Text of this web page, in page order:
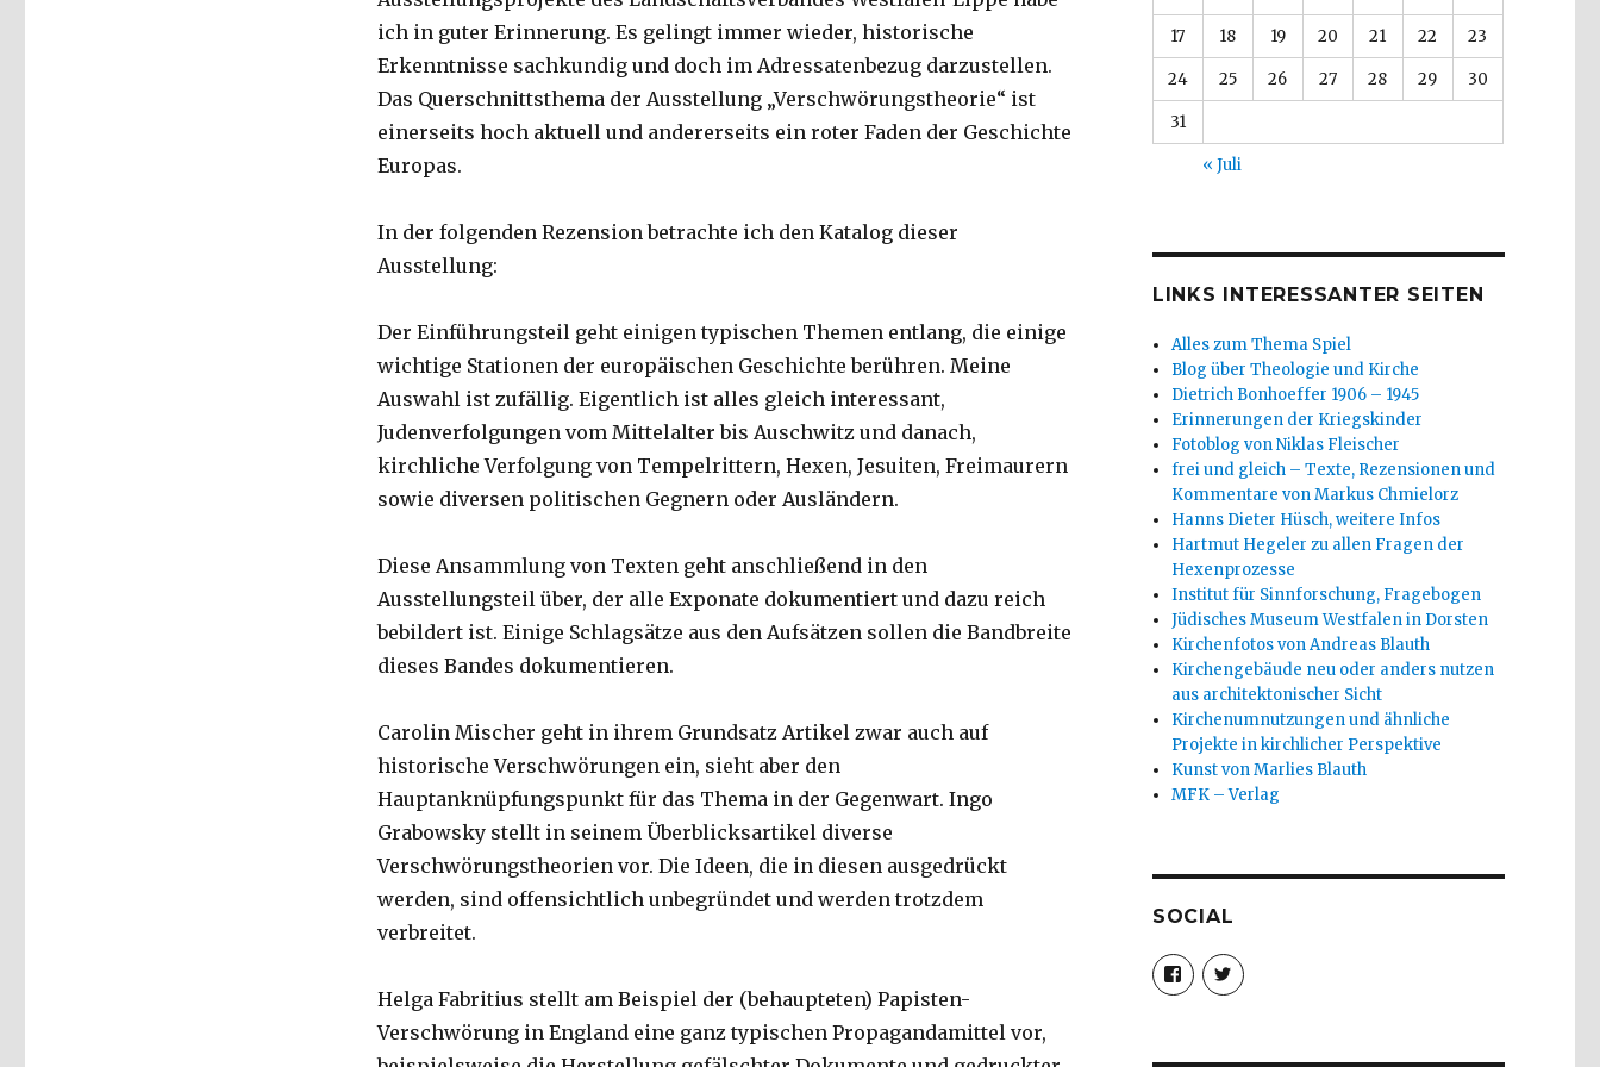
ich in guter Erinnerung. Es gelingt immer wieder, historische
Erkenntnisse sachkundig und doch im Adressatenbezug darzustellen.
Das Querschnittsthema der Ausstellung „Verschwörungstheorie“ ist
einerseits hoch aktuell und andererseits ein roter Faden der Geschichte
Europas.
In der folgenden Rezension betrachte ich den Katalog dieser
Ausstellung:
Der Einführungsteil geht einigen typischen Themen entlang, die einige
wichtige Stationen der europäischen Geschichte berühren. Meine
Auswahl ist zufällig. Eigentlich ist alles gleich interessant,
Judenverfolgungen vom Mittelalter bis Auschwitz und danach,
kirchliche Verfolgung von Tempelrittern, Hexen, Jesuiten, Freimaurern
sowie diversen politischen Gegnern oder Ausländern.
Diese Ansammlung von Texten geht anschließend in den
Ausstellungsteil über, der alle Exponate dokumentiert und dazu reich
bebildert ist. Einige Schlagsätze aus den Aufsätzen sollen die Bandbreite
dieses Bandes dokumentieren.
Carolin Mischer geht in ihrem Grundsatz Artikel zwar auch auf
historische Verschwörungen ein, sieht aber den
Hauptanknüpfungspunkt für das Thema in der Gegenwart. Ingo
Grabowsky stellt in seinem Überblicksartikel diverse
Verschwörungstheorien vor. Die Ideen, die in diesen ausgedrückt
werden, sind offensichtlich unbegründet und werden trotzdem
verbreitet.
Helga Fabritius stellt am Beispiel der (behaupteten) Papisten-
Verschwörung in England eine ganz typischen Propagandamittel vor,
17 18 19 20 21 22 23
24 25 26 27 28 29 30
31
« Juli
LINKS INTERESSANTER SEITEN
Alles zum Thema Spiel
Blog über Theologie und Kirche
Dietrich Bonhoeffer 1906 – 1945
Erinnerungen der Kriegskinder
Fotoblog von Niklas Fleischer
frei und gleich – Texte, Rezensionen und
Kommentare von Markus Chmielorz
Hanns Dieter Hüsch, weitere Infos
Hartmut Hegeler zu allen Fragen der
Hexenprozesse
Institut für Sinnforschung, Fragebogen
Jüdisches Museum Westfalen in Dorsten
Kirchenfotos von Andreas Blauth
Kirchengebäude neu oder anders nutzen
aus architektonischer Sicht
Kirchenumnutzungen und ähnliche
Projekte in kirchlicher Perspektive
Kunst von Marlies Blauth
MFK – Verlag
SOCIAL
Profil
von
christoph.fleischer1
anzeigen
Profil
von
anzeigen